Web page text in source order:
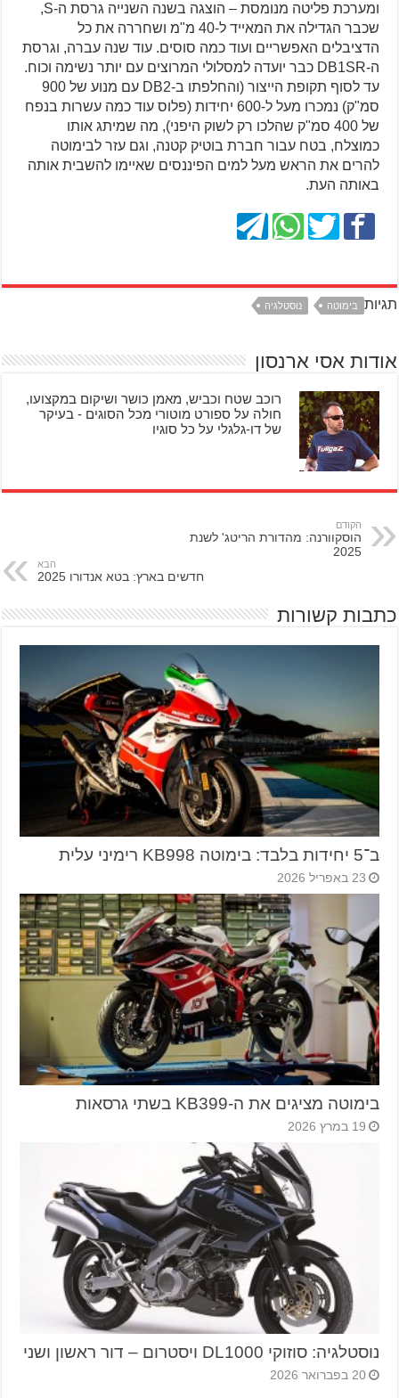
ומערכת פליטה מנומסת – הוצגה בשנה השנייה גרסת ה-S,
שכבר הגדילה את המאייד ל-40 מ"מ ושחררה את כל
הדציבלים האפשריים ועוד כמה סוסים. עוד שנה עברה, וגרסת
ה-DB1SR כבר יועדה למסלולי המרוצים עם יותר נשימה וכוח.
עד לסוף תקופת הייצור (והחלפתו ב-DB2 עם מנוע של 900
סמ"ק) נמכרו מעל ל-600 יחידות (פלוס עוד כמה עשרות בנפח
של 400 סמ"ק שהלכו רק לשוק היפני), מה שמיתג אותו
כמוצלח, בטח עבור חברת בוטיק קטנה, וגם עזר לבימוטה
להרים את הראש מעל למים הפיננסים שאיימו להשבית אותה
באותה העת.
תגיות בימוטה נוסטלגיה
אודות אסי ארנסון
רוכב שטח וכביש, מאמן כושר ושיקום במקצועו,
חולה על ספורט מוטורי מכל הסוגים - בעיקר
של דו-גלגלי על כל סוגיו
הקודם
הוסקוורנה: מהדורת הריטג' לשנת
2025
הבא
חדשים בארץ: בטא אנדורו 2025
כתבות קשורות
ב־5 יחידות בלבד: בימוטה KB998 רימיני עלית
23 באפריל 2026
בימוטה מציגים את ה-KB399 בשתי גרסאות
19 במרץ 2026
נוסטלגיה: סוזוקי DL1000 ויסטרום – דור ראשון ושני
20 בפברואר 2026